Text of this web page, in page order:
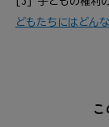
どもたちにはどん